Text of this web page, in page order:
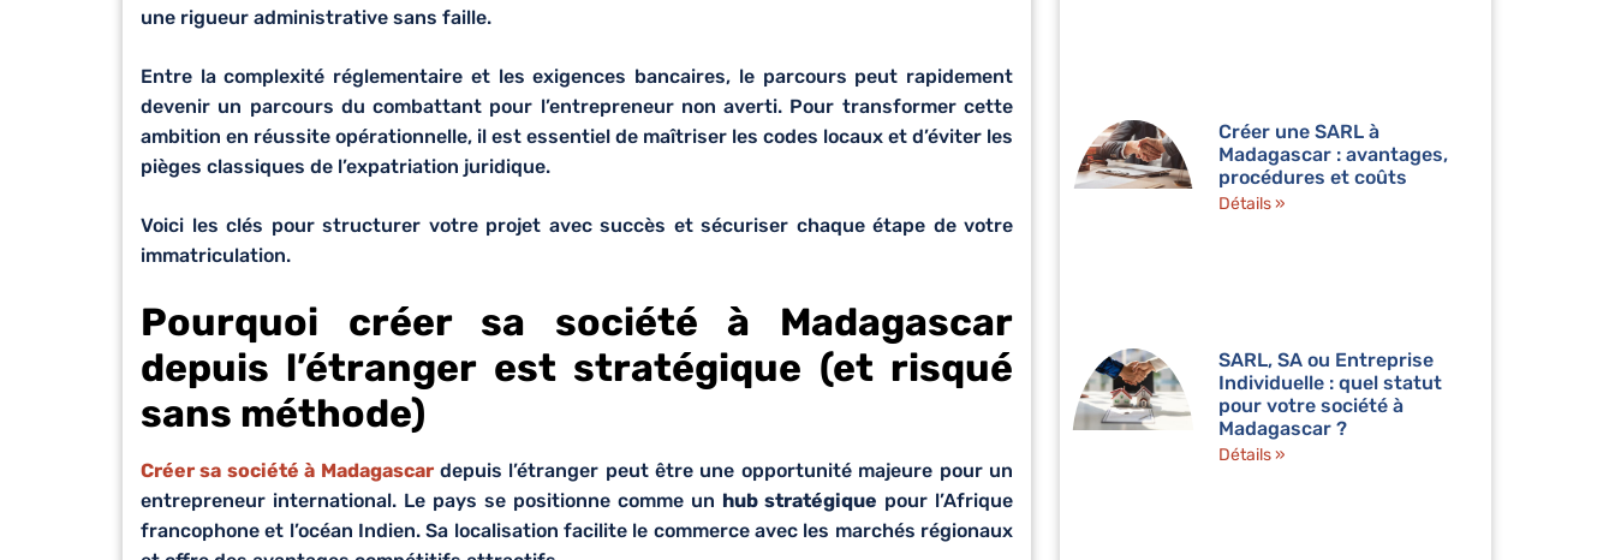
une rigueur administrative sans faille.
Entre la complexité réglementaire et les exigences bancaires, le parcours peut rapidement
devenir un parcours du combattant pour l’entrepreneur non averti. Pour transformer cette
ambition en réussite opérationnelle, il est essentiel de maîtriser les codes locaux et d’éviter les
pièges classiques de l’expatriation juridique.
Voici les clés pour structurer votre projet avec succès et sécuriser chaque étape de votre
immatriculation.
Pourquoi créer sa société à Madagascar
depuis l’étranger est stratégique (et risqué
sans méthode)
Créer sa société à Madagascardepuis l’étranger peut être une opportunité majeure pour un
entrepreneur international. Le pays se positionne comme un hub stratégique pour l’Afrique
francophone et l’océan Indien. Sa localisation facilite le commerce avec les marchés régionaux
Créer une SARL à
Madagascar : avantages,
procédures et coûts
Détails »
SARL, SA ou Entreprise
Individuelle : quel statut
pour votre société à
Madagascar ?
Détails »